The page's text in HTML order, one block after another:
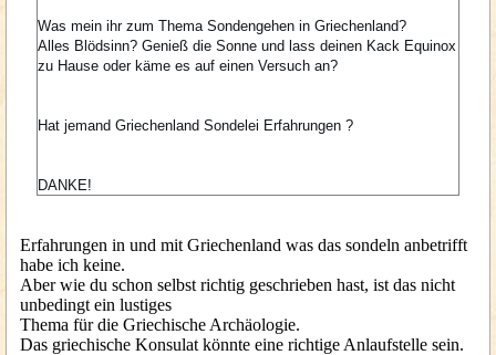
Was mein ihr zum Thema Sondengehen in Griechenland?
Alles Blödsinn? Genieß die Sonne und lass deinen Kack Equinox
zu Hause oder käme es auf einen Versuch an?
Hat jemand Griechenland Sondelei Erfahrungen ?
DANKE!
Erfahrungen in und mit Griechenland was das sondeln anbetrifft
habe ich keine.
Aber wie du schon selbst richtig geschrieben hast, ist das nicht
unbedingt ein lustiges
Thema für die Griechische Archäologie.
Das griechische Konsulat könnte eine richtige Anlaufstelle sein.